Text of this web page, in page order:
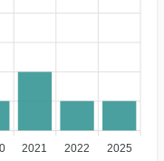
2021 2022 2025